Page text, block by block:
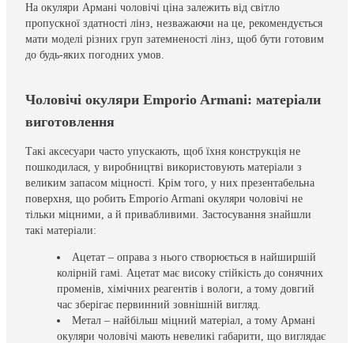
На окуляри Армані чоловічі ціна залежить від світло
пропускної здатності лінз, незважаючи на це, рекомендується
мати моделі різних груп затемненості лінз, щоб бути готовим
до будь-яких погодних умов.
Чоловічі окуляри Emporio Armani: матеріали
виготовлення
Такі аксесуари часто упускають, щоб їхня конструкція не
пошкодилася, у виробництві використовують матеріали з
великим запасом міцності. Крім того, у них презентабельна
поверхня, що робить Emporio Armani окуляри чоловічі не
тільки міцними, а й привабливими. Застосування знайшли
такі матеріали:
Ацетат – оправа з нього створюється в найширшій
колірній гамі. Ацетат має високу стійкість до сонячних
променів, хімічних реагентів і вологи, а тому довгий
час зберігає первинний зовнішній вигляд.
Метал – найбільш міцний матеріал, а тому Армані
окуляри чоловічі мають невеликі габарити, що виглядає